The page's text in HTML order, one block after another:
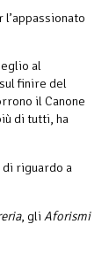
al
finire del
il Canone
di tutti, ha
di riguardo a
, gli Aforismi